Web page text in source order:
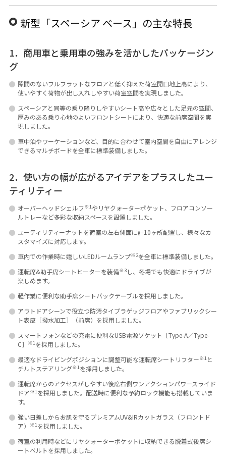
新型「スペーシア ベース」の主な特長
1．商用車と乗用車の強みを活かしたパッケージン
グ
隙間のないフルフラットなフロアと低く抑えた荷室開口地上高により、
使いやすく荷物が出し入れしやすい荷室空間を実現しました。
スペーシアと同等の乗り降りしやすいシート高や広々とした足元の空間、
厚みのある乗り心地のよいフロントシートにより、快適な前席空間を実
現しました。
車中泊やワーケーションなど、目的に合わせて室内空間を自由にアレンジ
できるマルチボードを全車に標準装備しました。
2．使い方の幅が広がるアイデアをプラスしたユー
ティリティー
オーバーヘッドシェルフ※1やリヤクォーターポケット、フロアコンソー
ルトレーなど多彩な収納スペースを設置しました。
ユーティリティーナットを荷室の左右側面に計10ヶ所配置し、様々なカ
スタマイズに対応します。
車内での作業時に嬉しいLEDルームランプ※2を全車に標準装備しました。
運転席&助手席シートヒーターを装備※3し、冬場でも快適にドライブが
楽しめます。
軽作業に便利な助手席シートバックテーブルを採用しました。
アウトドアシーンで役立つ防汚タイプラゲッジフロアやファブリックシー
ト表皮［撥水加工］（前席）を採用しました。
スマートフォンなどの充電に便利なUSB電源ソケット［Type-A／Type-
C］
※1を採用しました。
最適なドライビングポジションに調整可能な運転席シートリフター※1と
チルトステアリング※1を採用しました。
運転席からのアクセスがしやすい後席右側ワンアクションパワースライド
ドア※1を採用しました。配送時に便利な予約ロック機能も搭載していま
す。
強い日差しからお肌を守るプレミアムUV&IRカットガラス（フロントド
ア）
※1を採用しました。
荷室の利用時などにリヤクォーターポケットに収納できる脱着式後席シ
ートベルトを採用しました。